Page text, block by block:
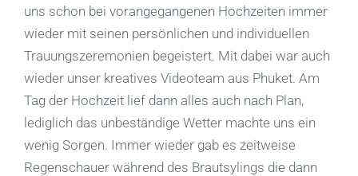
uns schon bei vorangegangenen Hochzeiten immer
wieder mit seinen persönlichen und individuellen
Trauungszeremonien begeistert. Mit dabei war auch
wieder unser kreatives Videoteam aus Phuket. Am
Tag der Hochzeit lief dann alles auch nach Plan,
lediglich das unbeständige Wetter machte uns ein
wenig Sorgen. Immer wieder gab es zeitweise
Regenschauer während des Brautsylings die dann